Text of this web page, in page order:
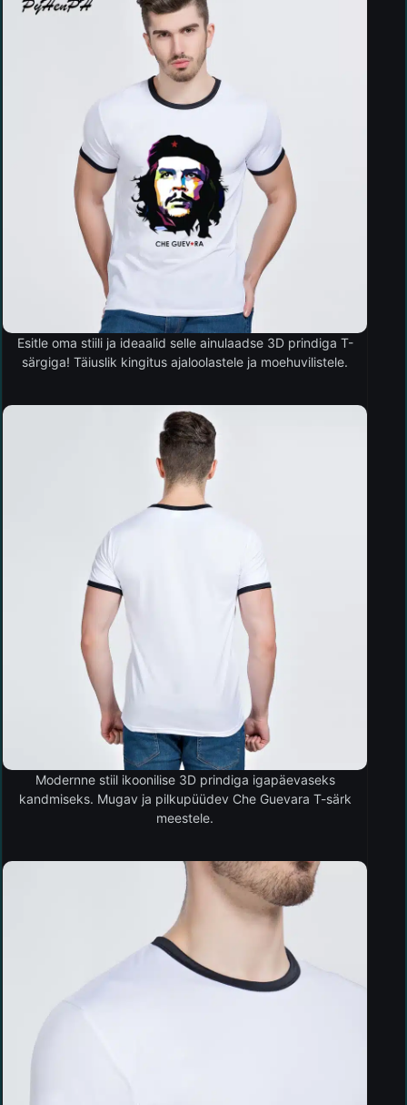
Esitle oma stiili ja ideaalid selle ainulaadse 3D prindiga T-
särgiga! Täiuslik kingitus ajaloolastele ja moehuvilistele.
Modernne stiil ikoonilise 3D prindiga igapäevaseks
kandmiseks. Mugav ja pilkupüüdev Che Guevara T-särk
meestele.